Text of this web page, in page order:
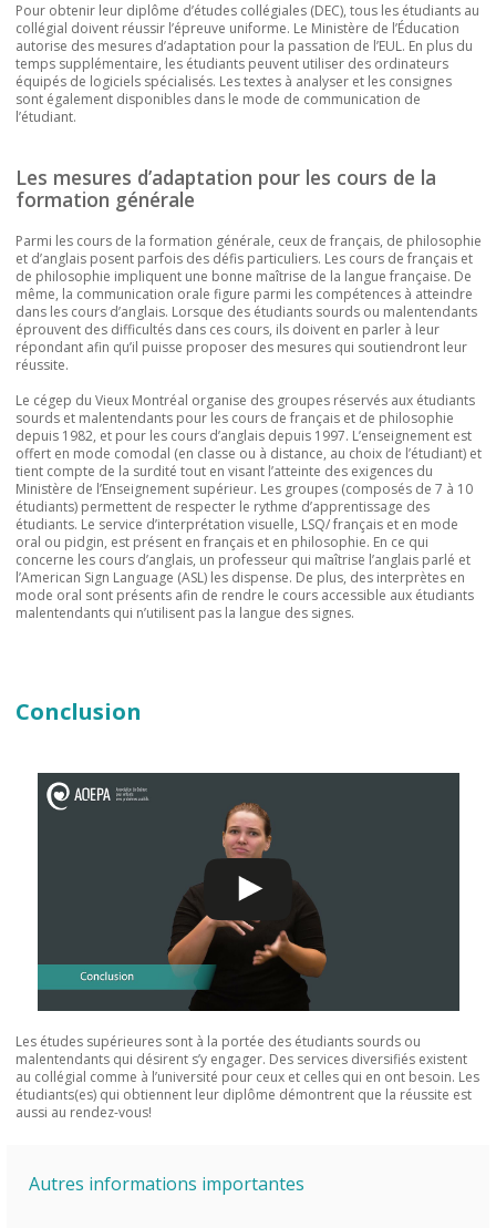
Pour obtenir leur diplôme d’études collégiales (DEC), tous les étudiants au
collégial doivent réussir l’épreuve uniforme. Le Ministère de l’Éducation
autorise des mesures d’adaptation pour la passation de l’EUL. En plus du
temps supplémentaire, les étudiants peuvent utiliser des ordinateurs
équipés de logiciels spécialisés. Les textes à analyser et les consignes
sont également disponibles dans le mode de communication de
l’étudiant.
Les mesures d’adaptation pour les cours de la
formation générale
Parmi les cours de la formation générale, ceux de français, de philosophie
et d’anglais posent parfois des défis particuliers. Les cours de français et
de philosophie impliquent une bonne maîtrise de la langue française. De
même, la communication orale figure parmi les compétences à atteindre
dans les cours d’anglais. Lorsque des étudiants sourds ou malentendants
éprouvent des difficultés dans ces cours, ils doivent en parler à leur
répondant afin qu’il puisse proposer des mesures qui soutiendront leur
réussite.
Le cégep du Vieux Montréal organise des groupes réservés aux étudiants
sourds et malentendants pour les cours de français et de philosophie
depuis 1982, et pour les cours d’anglais depuis 1997. L’enseignement est
offert en mode comodal (en classe ou à distance, au choix de l’étudiant) et
tient compte de la surdité tout en visant l’atteinte des exigences du
Ministère de l’Enseignement supérieur. Les groupes (composés de 7 à 10
étudiants) permettent de respecter le rythme d’apprentissage des
étudiants. Le service d’interprétation visuelle, LSQ/ français et en mode
oral ou pidgin, est présent en français et en philosophie. En ce qui
concerne les cours d’anglais, un professeur qui maîtrise l’anglais parlé et
l’American Sign Language (ASL) les dispense. De plus, des interprètes en
mode oral sont présents afin de rendre le cours accessible aux étudiants
malentendants qui n’utilisent pas la langue des signes.
Conclusion
Les études supérieures sont à la portée des étudiants sourds ou
malentendants qui désirent s’y engager. Des services diversifiés existent
au collégial comme à l’université pour ceux et celles qui en ont besoin. Les
étudiants(es) qui obtiennent leur diplôme démontrent que la réussite est
aussi au rendez-vous!
Autres informations importantes